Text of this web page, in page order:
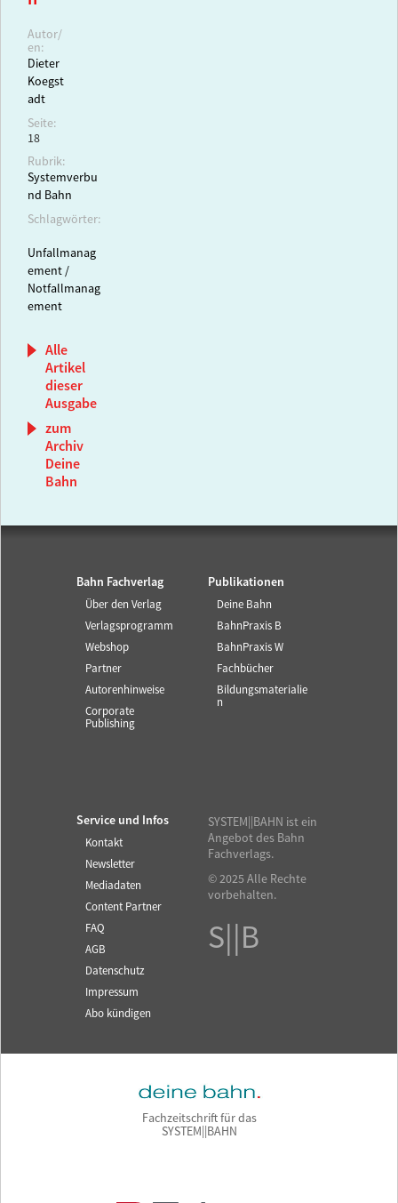
Autor/
en:
Dieter
Koegst
adt
Seite:
18
Rubrik:
Systemverbu
nd Bahn
Schlagwörter:
Unfallmanag
ement /
Notfallmanag
ement
Alle
Artikel
dieser
Ausgabe
zum
Archiv
Deine
Bahn
Bahn Fachverlag
Über den Verlag
Verlagsprogramm
Webshop
Partner
Autorenhinweise
Corporate
Publishing
Publikationen
Deine Bahn
BahnPraxis B
BahnPraxis W
Fachbücher
Bildungsmaterialie
n
Service und Infos
Kontakt
Newsletter
Mediadaten
Content Partner
FAQ
AGB
Datenschutz
Impressum
Abo kündigen
SYSTEM||BAHN ist ein
Angebot des Bahn
Fachverlags.
© 2025 Alle Rechte
vorbehalten.
S||B
Fachzeitschrift für das
SYSTEM||BAHN